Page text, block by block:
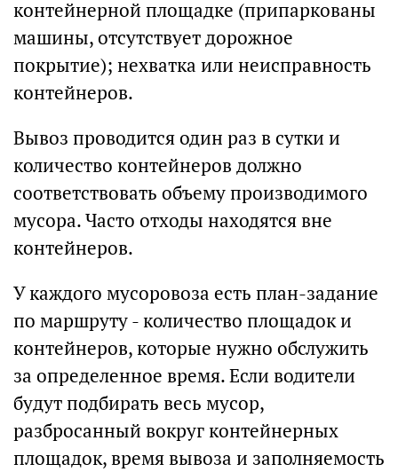
контейнерной площадке (припаркованы
машины, отсутствует дорожное
покрытие); нехватка или неисправность
контейнеров.
Вывоз проводится один раз в сутки и
количество контейнеров должно
соответствовать объему производимого
мусора. Часто отходы находятся вне
контейнеров.
У каждого мусоровоза есть план-задание
по маршруту - количество площадок и
контейнеров, которые нужно обслужить
за определенное время. Если водители
будут подбирать весь мусор,
разбросанный вокруг контейнерных
площадок, время вывоза и заполняемость